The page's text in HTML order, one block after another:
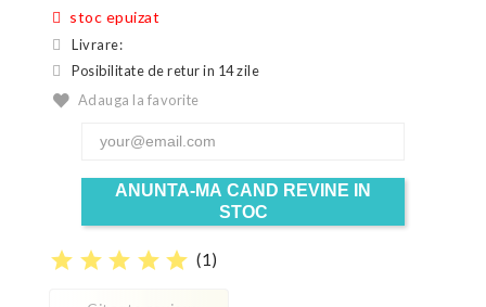
stoc epuizat
Livrare:
Posibilitate de retur in 14 zile
Adauga la favorite
ANUNTA-MA CAND REVINE IN
STOC
star star star star star (1)